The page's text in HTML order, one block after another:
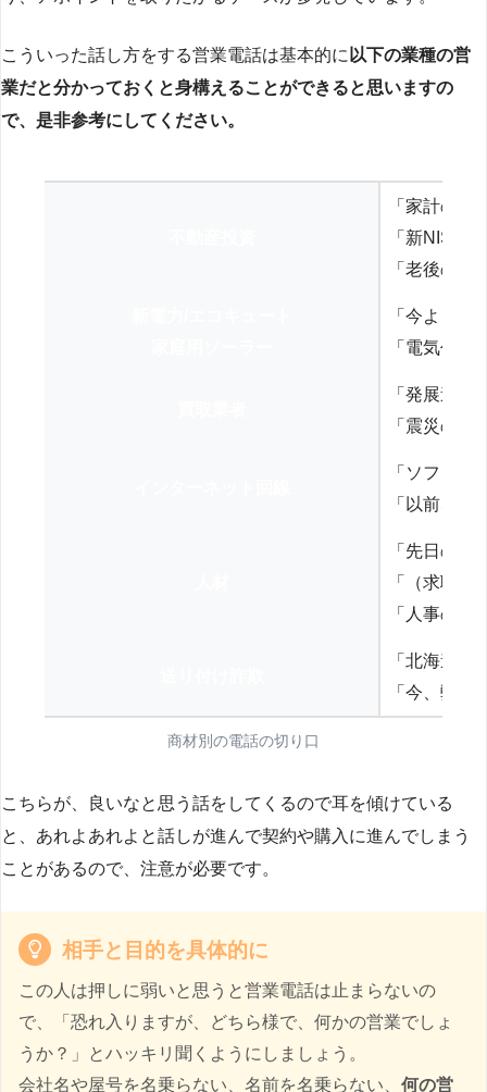
こういった話し方をする営業電話は基本的に 以下の業種の営
業だと分かっておくと身構えることができると思いますの
で、是非参考にしてください。
「家計の見
「新NISA
「老後の
「今より
「電気代を
「発展途
「震災の
「ソフト
「以前、
「先日の
「（求職
「人事の方
「北海道
「今、弊
商材別の電話の切り口
こちらが、良いなと思う話をしてくるので耳を傾けている
と、あれよあれよと話しが進んで契約や購入に進んでしまう
ことがあるので、注意が必要です。
相手と目的を具体的に
この人は押しに弱いと思うと営業電話は止まらないの
で、「恐れ入りますが、どちら様で、何かの営業でしょ
うか？」とハッキリ聞くようにしましょう。
会社名や屋号を名乗らない、名前を名乗らない、 何の営